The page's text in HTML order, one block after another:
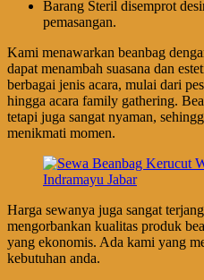
Barang Steril disemprot
pemasangan.
Kami menawarkan beanbag
dapat menambah suasana dan
berbagai jenis acara, mulai dari
hingga acara family gathering.
tetapi juga sangat nyaman,
menikmati momen.
Harga sewanya juga sangat
mengorbankan kualitas produk
yang ekonomis. Ada kami yang
kebutuhan anda.